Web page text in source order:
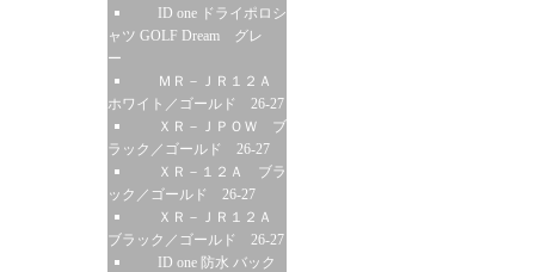
ID one ドライポロシ
ャツ GOLF Dream グレ
ー
ＭＲ－ＪＲ１２Ａ
ホワイト／ゴールド 26-27
ＸＲ－ＪＰＯＷ ブ
ラック／ゴールド 26-27
ＸＲ－１２Ａ ブラ
ック／ゴールド 26-27
ＸＲ－ＪＲ１２Ａ
ブラック／ゴールド 26-27
ID one 防水 バック